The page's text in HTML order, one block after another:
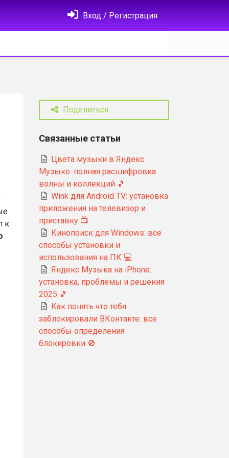
Вход / Регистрация
к
Поделиться
Связанные статьи
Цвета музыки в Яндекс
Музыке: полная расшифровка
волны и коллекций 🎵
Wink для Android TV: установка
приложения на телевизор и
приставку 📺
Кинопоиск для Windows: все
способы установки и
использования на ПК 💻
Яндекс Музыка на iPhone:
установка, проблемы и решения
2025 🎵
Как понять что тебя
заблокировали ВКонтакте: все
способы определения
блокировки 🚫